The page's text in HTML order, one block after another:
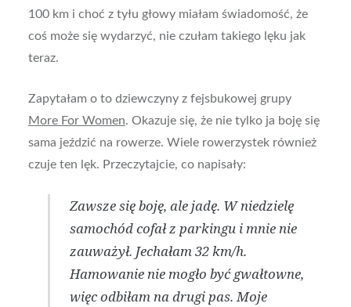
100 km i choć z tyłu głowy miałam świadomość, że
coś może się wydarzyć, nie czułam takiego lęku jak
teraz.
Zapytałam o to dziewczyny z fejsbukowej grupy
More For Women. Okazuje się, że nie tylko ja boję się
sama jeździć na rowerze. Wiele rowerzystek również
czuje ten lęk. Przeczytajcie, co napisały:
Zawsze się boję, ale jadę. W niedzielę
samochód cofał z parkingu i mnie nie
zauważył. Jechałam 32 km/h.
Hamowanie nie mogło być gwałtowne,
więc odbiłam na drugi pas. Moje